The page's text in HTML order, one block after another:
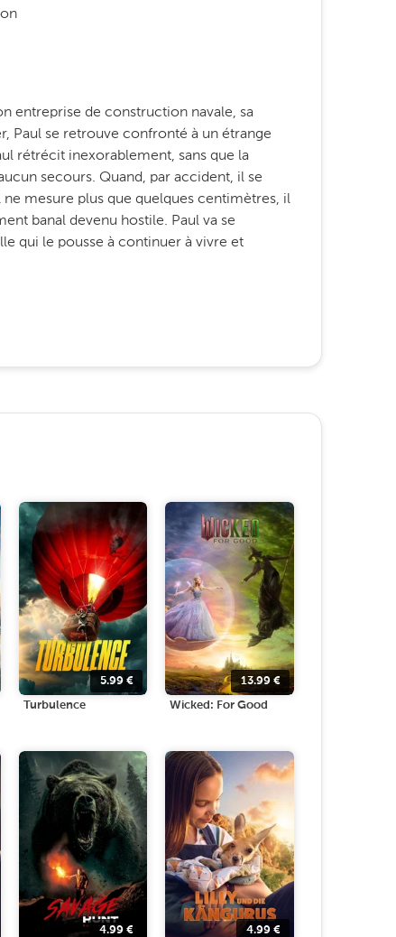
entreprise de construction navale, sa
Paul se retrouve confronté à un étrange
rétrécit inexorablement, sans que la
secours. Quand, par accident, il se
mesure plus que quelques centimètres, il
banal devenu hostile. Paul va se
qui le pousse à continuer à vivre et
5.99 €
Turbulence
13.99€
Wicked: For Good
4.99 € 4.99€